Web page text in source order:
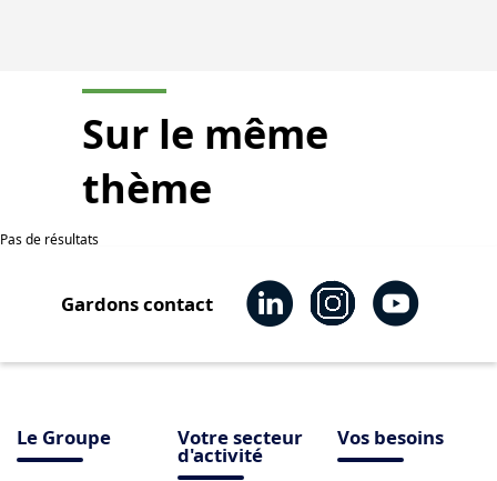
Sur le même
thème
Pas de résultats
Gardons contact
Le Groupe Votre secteur
d'activité
Vos besoins